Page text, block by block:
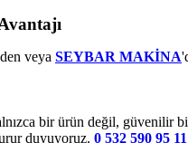
veya SEYBAR MAKİNA
bir ürün değil, güvenilir
duyuyoruz. 0 532 590 95 11